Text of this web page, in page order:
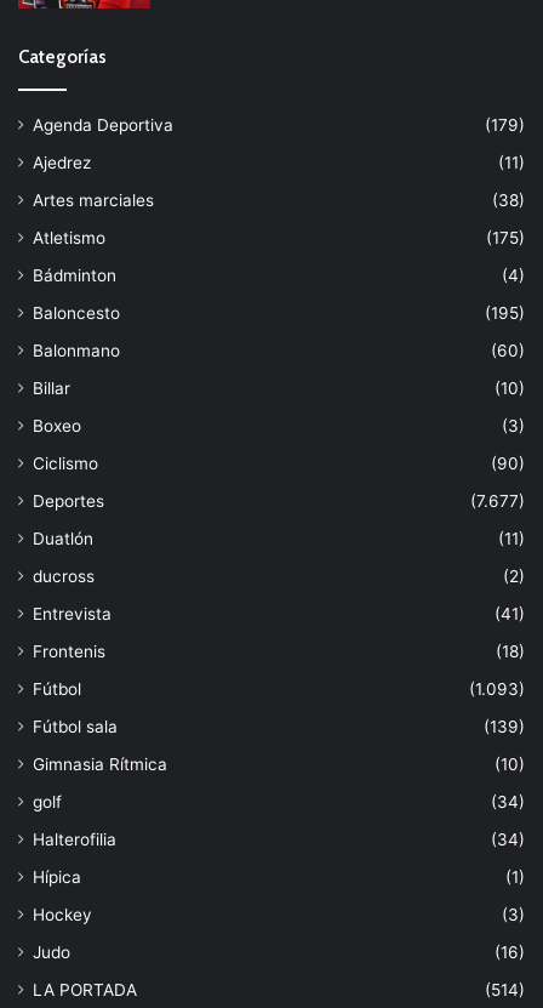
Categorías
Agenda Deportiva
(179)
Ajedrez
(11)
Artes marciales
(38)
Atletismo
(175)
Bádminton
(4)
Baloncesto
(195)
Balonmano
(60)
Billar
(10)
Boxeo
(3)
Ciclismo
(90)
Deportes
(7.677)
Duatlón
(11)
ducross
(2)
Entrevista
(41)
Frontenis
(18)
Fútbol
(1.093)
Fútbol sala
(139)
Gimnasia Rítmica
(10)
golf
(34)
Halterofilia
(34)
Hípica
(1)
Hockey
(3)
Judo
(16)
LA PORTADA
(514)